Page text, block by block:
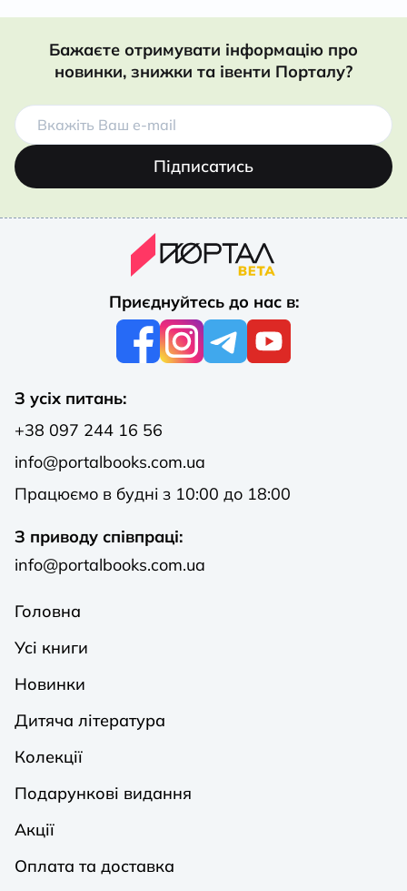
Бажаєте отримувати інформацію про
новинки, знижки та івенти Порталу?
Підписатись
Приєднуйтесь до нас в:
З усіх питань:
+38 097 244 16 56
info@portalbooks.com.ua
Працюємо в будні з 10:00 до 18:00
З приводу співпраці:
info@portalbooks.com.ua
Головна
Усі книги
Новинки
Дитяча література
Колекції
Подарункові видання
Акції
Оплата та доставка